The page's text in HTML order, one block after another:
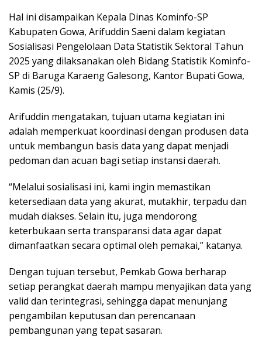
Hal ini disampaikan Kepala Dinas Kominfo-SP
Kabupaten Gowa, Arifuddin Saeni dalam kegiatan
Sosialisasi Pengelolaan Data Statistik Sektoral Tahun
2025 yang dilaksanakan oleh Bidang Statistik Kominfo-
SP di Baruga Karaeng Galesong, Kantor Bupati Gowa,
Kamis (25/9).
Arifuddin mengatakan, tujuan utama kegiatan ini
adalah memperkuat koordinasi dengan produsen data
untuk membangun basis data yang dapat menjadi
pedoman dan acuan bagi setiap instansi daerah.
“Melalui sosialisasi ini, kami ingin memastikan
ketersediaan data yang akurat, mutakhir, terpadu dan
mudah diakses. Selain itu, juga mendorong
keterbukaan serta transparansi data agar dapat
dimanfaatkan secara optimal oleh pemakai,” katanya.
Dengan tujuan tersebut, Pemkab Gowa berharap
setiap perangkat daerah mampu menyajikan data yang
valid dan terintegrasi, sehingga dapat menunjang
pengambilan keputusan dan perencanaan
pembangunan yang tepat sasaran.